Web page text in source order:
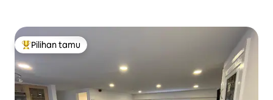
Pilihan tamu terpopuler
Pilihan tamu